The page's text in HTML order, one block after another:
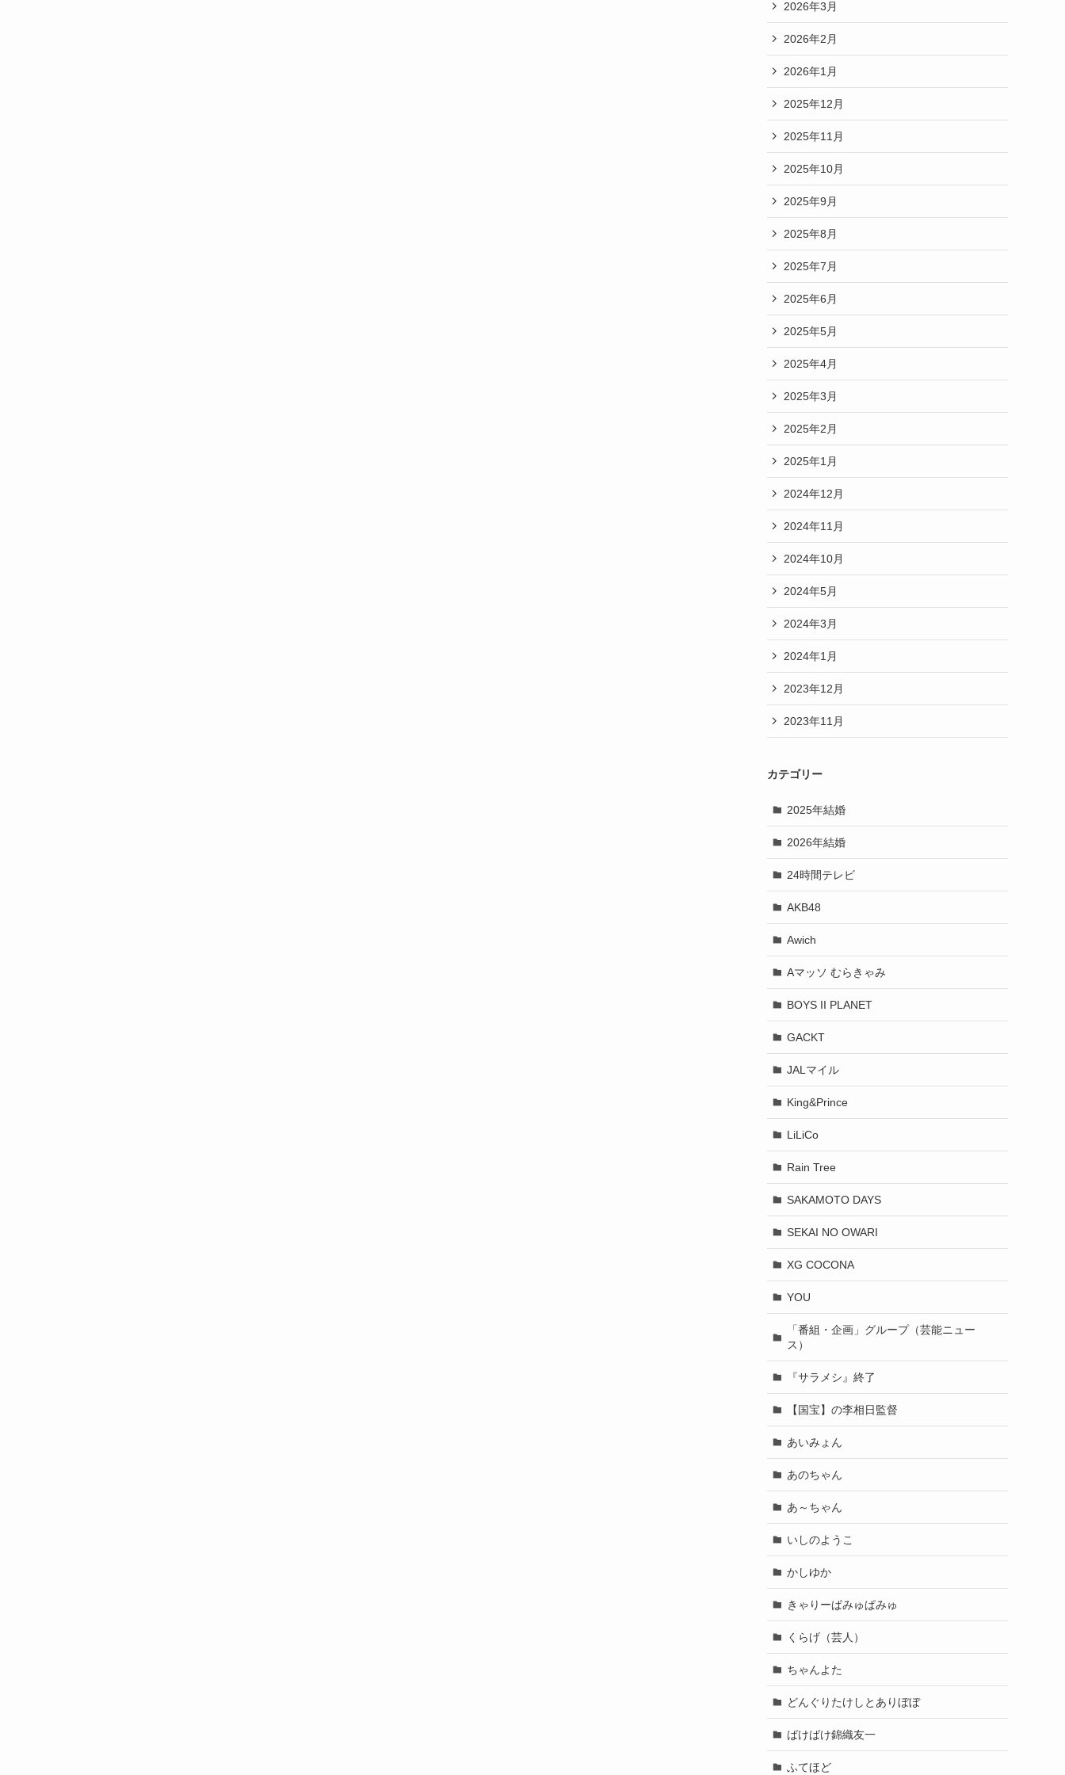
2026年3月
2026年2月
2026年1月
2025年12月
2025年11月
2025年10月
2025年9月
2025年8月
2025年7月
2025年6月
2025年5月
2025年4月
2025年3月
2025年2月
2025年1月
2024年12月
2024年11月
2024年10月
2024年5月
2024年3月
2024年1月
2023年12月
2023年11月
カテゴリー
2025年結婚
2026年結婚
24時間テレビ
AKB48
Awich
Aマッソ むらきゃみ
BOYS II PLANET
GACKT
JALマイル
King&Prince
LiLiCo
Rain Tree
SAKAMOTO DAYS
SEKAI NO OWARI
XG COCONA
YOU
「番組・企画」グループ（芸能ニュー
ス）
『サラメシ』終了
【国宝】の李相日監督
あいみょん
あのちゃん
あ～ちゃん
いしのようこ
かしゆか
きゃりーぱみゅぱみゅ
くらげ（芸人）
ちゃんよた
どんぐりたけしとありぼぼ
ばけばけ錦織友一
ふてほど